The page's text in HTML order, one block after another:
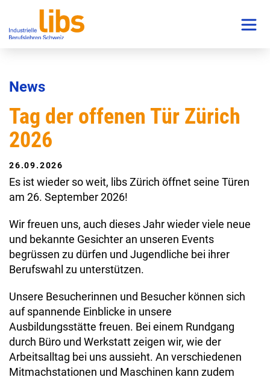
News
Tag der offenen Tür Zürich
2026
26.09.2026
Es ist wieder so weit, libs Zürich öffnet seine Türen
am 26. September 2026!
Wir freuen uns, auch dieses Jahr wieder viele neue
und bekannte Gesichter an unseren Events
begrüssen zu dürfen und Jugendliche bei ihrer
Berufswahl zu unterstützen.
Unsere Besucherinnen und Besucher können sich
auf spannende Einblicke in unsere
Ausbildungsstätte freuen. Bei einem Rundgang
durch Büro und Werkstatt zeigen wir, wie der
Arbeitsalltag bei uns aussieht. An verschiedenen
Mitmachstationen und Maschinen kann zudem